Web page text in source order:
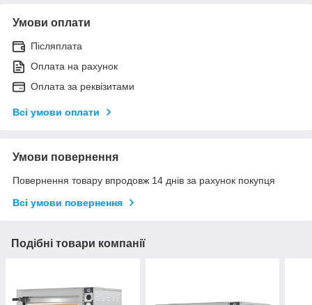
Умови оплати
Післяплата
Оплата на рахунок
Оплата за реквізитами
Всі умови оплати
Умови повернення
Повернення товару впродовж 14 днів за рахунок покупця
Всі умови повернення
Подібні товари компанії